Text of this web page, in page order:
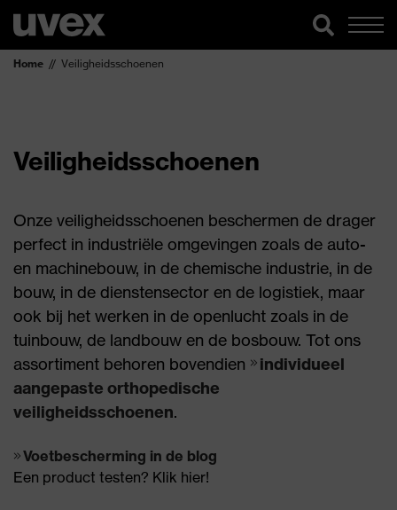
Home Veiligheidsschoenen
Veiligheidsschoenen
Onze veiligheidsschoenen beschermen de drager
perfect in industriële omgevingen zoals de auto-
en machinebouw, in de chemische industrie, in de
bouw, in de dienstensector en de logistiek, maar
ook bij het werken in de openlucht zoals in de
tuinbouw, de landbouw en de bosbouw. Tot ons
assortiment behoren bovendien
individueel
aangepaste orthopedische
veiligheidsschoenen.
Voetbescherming in de blog
Een product testen? Klik hier!​​​​​​​